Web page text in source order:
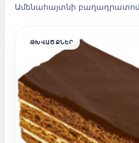
Ամենահայտնի
ԹԽՎԱԾՔՆԵՐ